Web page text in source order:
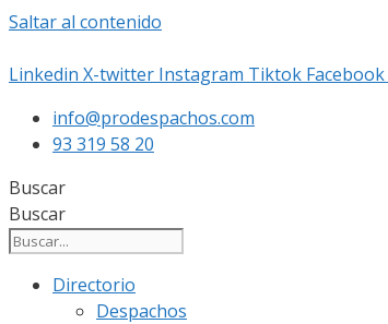
Saltar al contenido
Linkedin X-twitter Instagram Tiktok Facebook
info@prodespachos.com
93 319 58 20
Buscar
Buscar
Directorio
Despachos